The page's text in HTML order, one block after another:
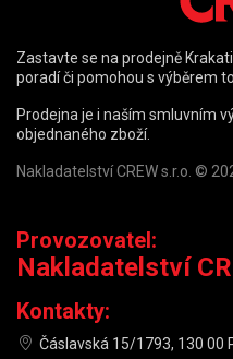
Zastavte se na prodejně
poradí či pomohou s výběrem
Prodejna je i naším smluvním
objednaného zboží.
Nakladatelství CREW s.r.o. ©
Provozovatel:
Nakladatelství
Kontakty:
Čáslavská 15/1793, 130 00